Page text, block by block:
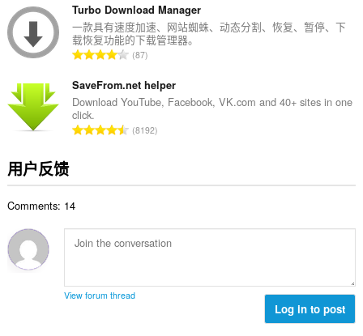
分
次
数
：
Turbo Download Manager
一款具有速度加速、网站蜘蛛、动态分割、恢复、暂停、下
载恢复功能的下载管理器。
总
分
次
：
87
SaveFrom.net helper
Download YouTube, Facebook, VK.com and 40+ sites in one
click.
总8192
用户反馈
Comments: 14
View forum thread
Log in to post